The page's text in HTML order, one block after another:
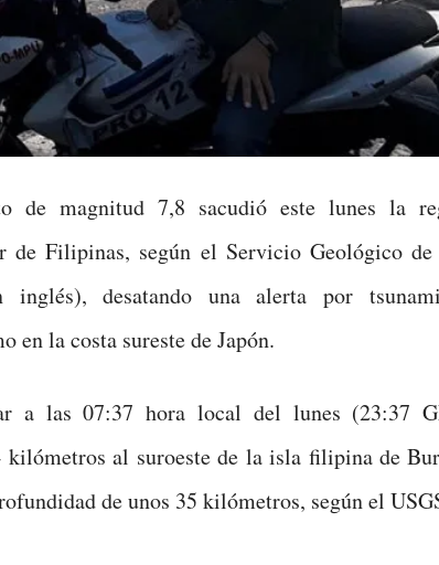
de magnitud 7,8 sacudió este lunes la
de Filipinas, según el Servicio Geológico de
inglés), desatando una alerta por
en la costa sureste de Japón.
a las 07:37 hora local del lunes (23:37
kilómetros al suroeste de la isla filipina de
de unos 35 kilómetros, según el